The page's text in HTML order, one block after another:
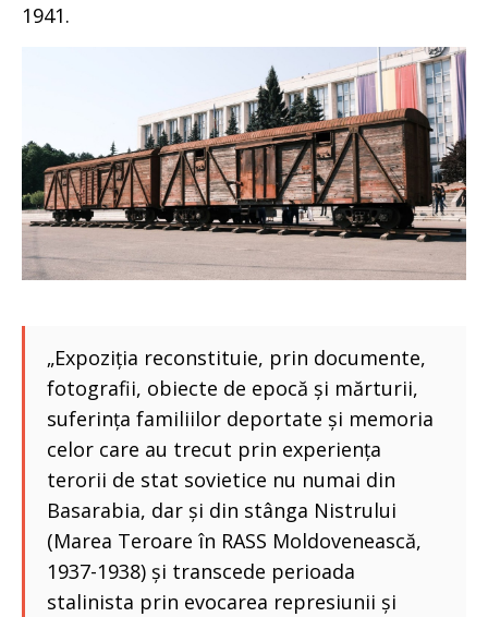
1941.
„Expoziția reconstituie, prin documente,
fotografii, obiecte de epocă și mărturii,
suferința familiilor deportate și memoria
celor care au trecut prin experiența
terorii de stat sovietice nu numai din
Basarabia, dar și din stânga Nistrului
(Marea Teroare în RASS Moldovenească,
1937-1938) și transcede perioada
stalinista prin evocarea represiunii și